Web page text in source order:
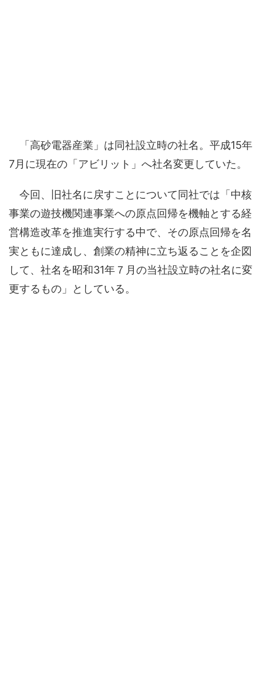
「高砂電器産業」は同社設立時の社名。平成15年
7月に現在の「アビリット」へ社名変更していた。
今回、旧社名に戻すことについて同社では「中核
事業の遊技機関連事業への原点回帰を機軸とする経
営構造改革を推進実行する中で、その原点回帰を名
実ともに達成し、創業の精神に立ち返ることを企図
して、社名を昭和31年７月の当社設立時の社名に変
更するもの」としている。